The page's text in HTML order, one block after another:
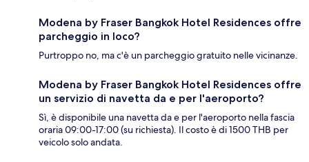
Modena by Fraser Bangkok Hotel Residences offre
parcheggio in loco?
Purtroppo no, ma c'è un parcheggio gratuito nelle vicinanze.
Modena by Fraser Bangkok Hotel Residences offre
un servizio di navetta da e per l'aeroporto?
Sì, è disponibile una navetta da e per l'aeroporto nella fascia
oraria 09:00-17:00 (su richiesta). Il costo è di 1500 THB per
veicolo solo andata.